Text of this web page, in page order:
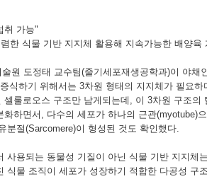
취 가능"
한 식물 기반 지지체 활용해 지속가능한 배양육
원 도정태 교수팀(줄기세포재생공학과)이 야
식하기 위해서는 3차원 형태의 지지체가 필요
룰로오스 구조만 남게되는데, 이 3차원 구조
화하면서, 다수의 세포가 하나의 근관
분절(Sarcomere)이 형성된 것도 확인했다.
사용되는 동물성 기질이 아닌 식물 기반 지지
식물 조직이 세포가 성장하기 적합한 다공성